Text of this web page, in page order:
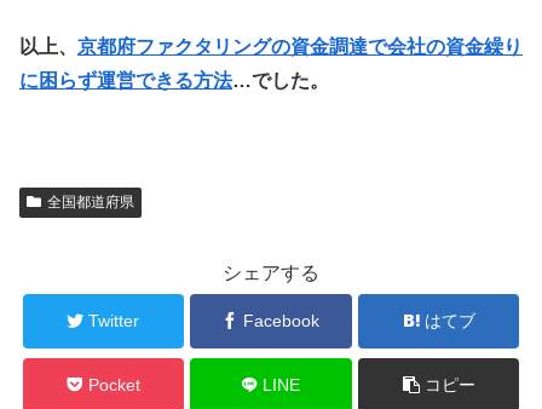
以上、 京都府ファクタリングの資金調達で会社の資金繰り
に困らず運営できる方法…でした。
全国都道府県
シェアする
Twitter Facebook はてブ
Pocket LINE コピー